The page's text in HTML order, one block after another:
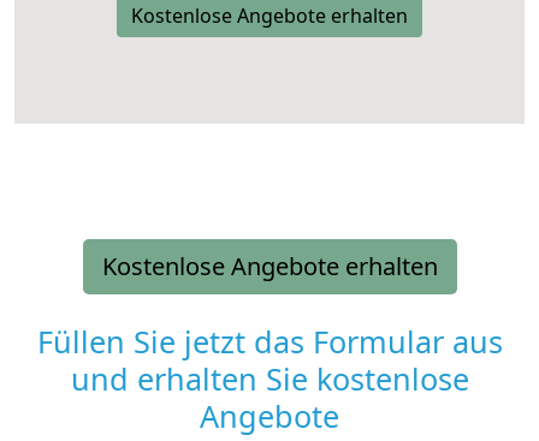
Kostenlose Angebote erhalten
Kostenlose Angebote erhalten
Füllen Sie jetzt das Formular aus
und erhalten Sie kostenlose
Angebote